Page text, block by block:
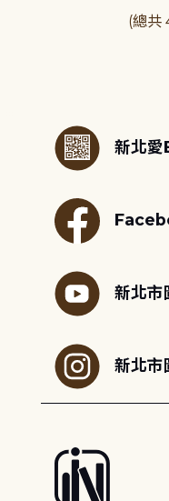
(總共
新北
新北
新北市